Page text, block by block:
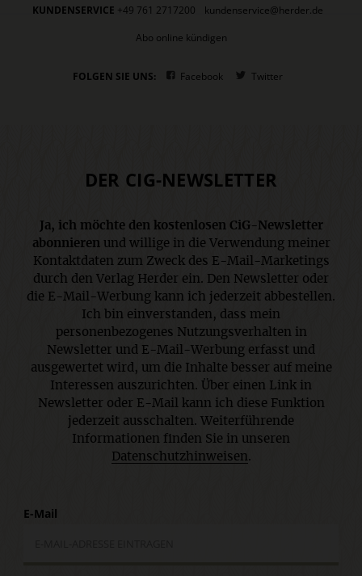
KUNDENSERVICE +49 761 2717200
kundenservice@herder.de
Abo online kündigen
FOLGEN SIE UNS: Facebook Twitter
DER CIG-NEWSLETTER
Ja, ich möchte den kostenlosen CiG-Newsletter
abonnierenund willige in die Verwendung meiner
Kontaktdaten zum Zweck des E-Mail-Marketings
durch den Verlag Herder ein. Den Newsletter oder
die E-Mail-Werbung kann ich jederzeit abbestellen.
Ich bin einverstanden, dass mein
personenbezogenes Nutzungsverhalten in
Newsletter und E-Mail-Werbung erfasst und
ausgewertet wird, um die Inhalte besser auf meine
Interessen auszurichten. Über einen Link in
Newsletter oder E-Mail kann ich diese Funktion
jederzeit ausschalten. Weiterführende
Informationen finden Sie in unseren
Datenschutzhinweisen.
E-Mail